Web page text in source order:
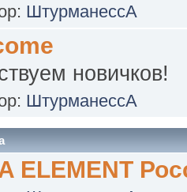
ШтурманессА
новичков!
ШтурманессА
ELEMENT